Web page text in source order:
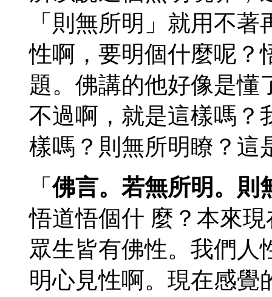
「則無所明」就用不
性啊，要明個什麼呢？
題。佛講的他好像是懂
不過啊，就是這樣嗎？
樣嗎？則無所明瞭？這
「佛言。若無所明。則
悟道悟個什 麼？本來
眾生皆有佛性。我們人
明心見性啊。現在感覺